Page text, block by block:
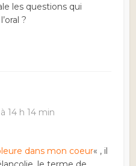
les questions qui
?
14 h 14 min
dans mon coeur« , il